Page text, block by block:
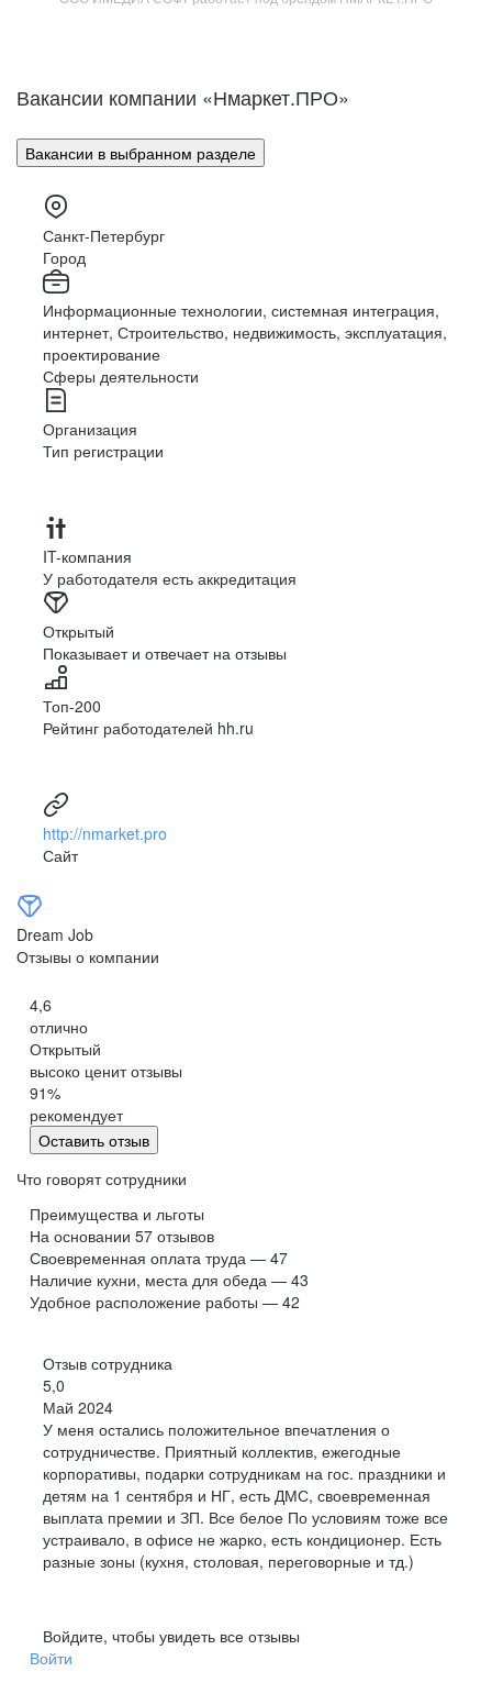
Вакансии компании «Нмаркет.ПРО»
Вакансии в выбранном разделе
Санкт-Петербург
Город
Информационные технологии, системная интеграция,
интернет, Строительство, недвижимость, эксплуатация,
проектирование
Сферы деятельности
Организация
Тип регистрации
IT-компания
У работодателя есть аккредитация
Открытый
Показывает и отвечает на отзывы
Топ-200
Рейтинг работодателей hh.ru
http://nmarket.pro
Сайт
Dream Job
Отзывы о компании
4,6
отлично
Открытый
высоко ценит отзывы
91%
рекомендует
Оставить отзыв
Что говорят сотрудники
Преимущества и льготы
На основании 57 отзывов
Своевременная оплата труда — 47
Наличие кухни, места для обеда — 43
Удобное расположение работы — 42
Отзыв сотрудника
5,0
Май 2024
У меня остались положительное впечатления о
сотрудничестве. Приятный коллектив, ежегодные
корпоративы, подарки сотрудникам на гос. праздники и
детям на 1 сентября и НГ, есть ДМС, своевременная
выплата премии и ЗП. Все белое По условиям тоже все
устраивало, в офисе не жарко, есть кондиционер. Есть
разные зоны (кухня, столовая, переговорные и тд.)
Войдите, чтобы увидеть все отзывы
Войти